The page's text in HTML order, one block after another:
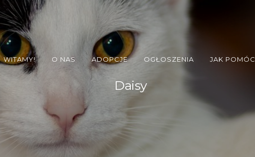
WITAMY! O NAS ADOPCJE OGŁOSZENIA JAK POMÓC
Daisy